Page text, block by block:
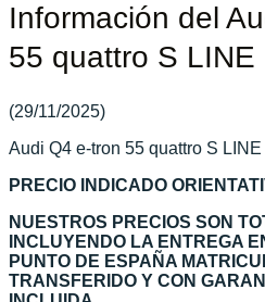
Información del
55 quattro S LINE
(29/11/2025)
Audi Q4 e-tron 55 quattro S LINE
PRECIO INDICADO
NUESTROS PRECIOS SON
INCLUYENDO LA ENTREGA
PUNTO DE ESPAÑA
TRANSFERIDO Y CON